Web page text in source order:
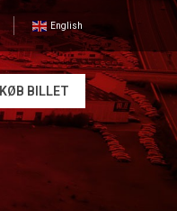
English
KØB BILLET